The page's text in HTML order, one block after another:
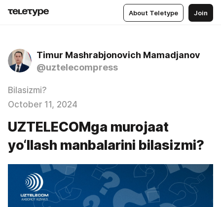
About Teletype Join
Timur Mashrabjonovich Mamadjanov
@uztelecompress
Bilasizmi?
October 11, 2024
UZTELECOMga murojaat
yo‘llash manbalarini bilasizmi?